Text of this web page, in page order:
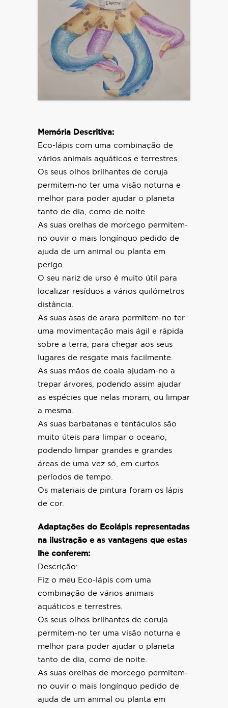
Memória Descritiva:
Eco-lápis com uma combinação de
vários animais aquáticos e terrestres.
Os seus olhos brilhantes de coruja
permitem-no ter uma visão noturna e
melhor para poder ajudar o planeta
tanto de dia, como de noite.
As suas orelhas de morcego permitem-
no ouvir o mais longínquo pedido de
ajuda de um animal ou planta em
perigo.
O seu nariz de urso é muito útil para
localizar resíduos a vários quilómetros
distância.
As suas asas de arara permitem-no ter
uma movimentação mais ágil e rápida
sobre a terra, para chegar aos seus
lugares de resgate mais facilmente.
As suas mãos de coala ajudam-no a
trepar árvores, podendo assim ajudar
as espécies que nelas moram, ou limpar
a mesma.
As suas barbatanas e tentáculos são
muito úteis para limpar o oceano,
podendo limpar grandes e grandes
áreas de uma vez só, em curtos
períodos de tempo.
Os materiais de pintura foram os lápis
de cor.
Adaptações do Ecolápis representadas
na ilustração e as vantagens que estas
lhe conferem:
Descrição:
Fiz o meu Eco-lápis com uma
combinação de vários animais
aquáticos e terrestres.
Os seus olhos brilhantes de coruja
permitem-no ter uma visão noturna e
melhor para poder ajudar o planeta
tanto de dia, como de noite.
As suas orelhas de morcego permitem-
no ouvir o mais longínquo pedido de
ajuda de um animal ou planta em